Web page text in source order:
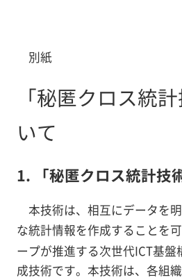
別紙
「秘匿クロス統
いて
1. 「秘匿クロス統計技
本技術は、相互にデータを
な統計情報を作成することを
ープが推進する次世代ICT基盤
成技術です。本技術は、各組